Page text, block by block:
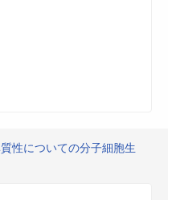
性についての分子細胞生